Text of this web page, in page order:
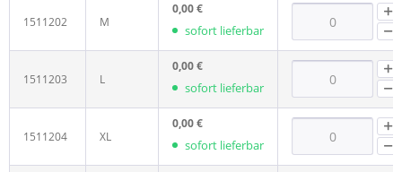
1511202 M
0,00 €
sofort lieferbar
1511203 L
0,00 €
sofort lieferbar
1511204 XL
0,00 €
sofort lieferbar